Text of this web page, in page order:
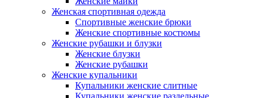
Женская спортивная одежда
Спортивные женские брюки
Женские спортивные костюмы
Женские рубашки и блузки
Женские блузки
Женские рубашки
Женские купальники
Купальники женские слитные
Купальники женские раздельные